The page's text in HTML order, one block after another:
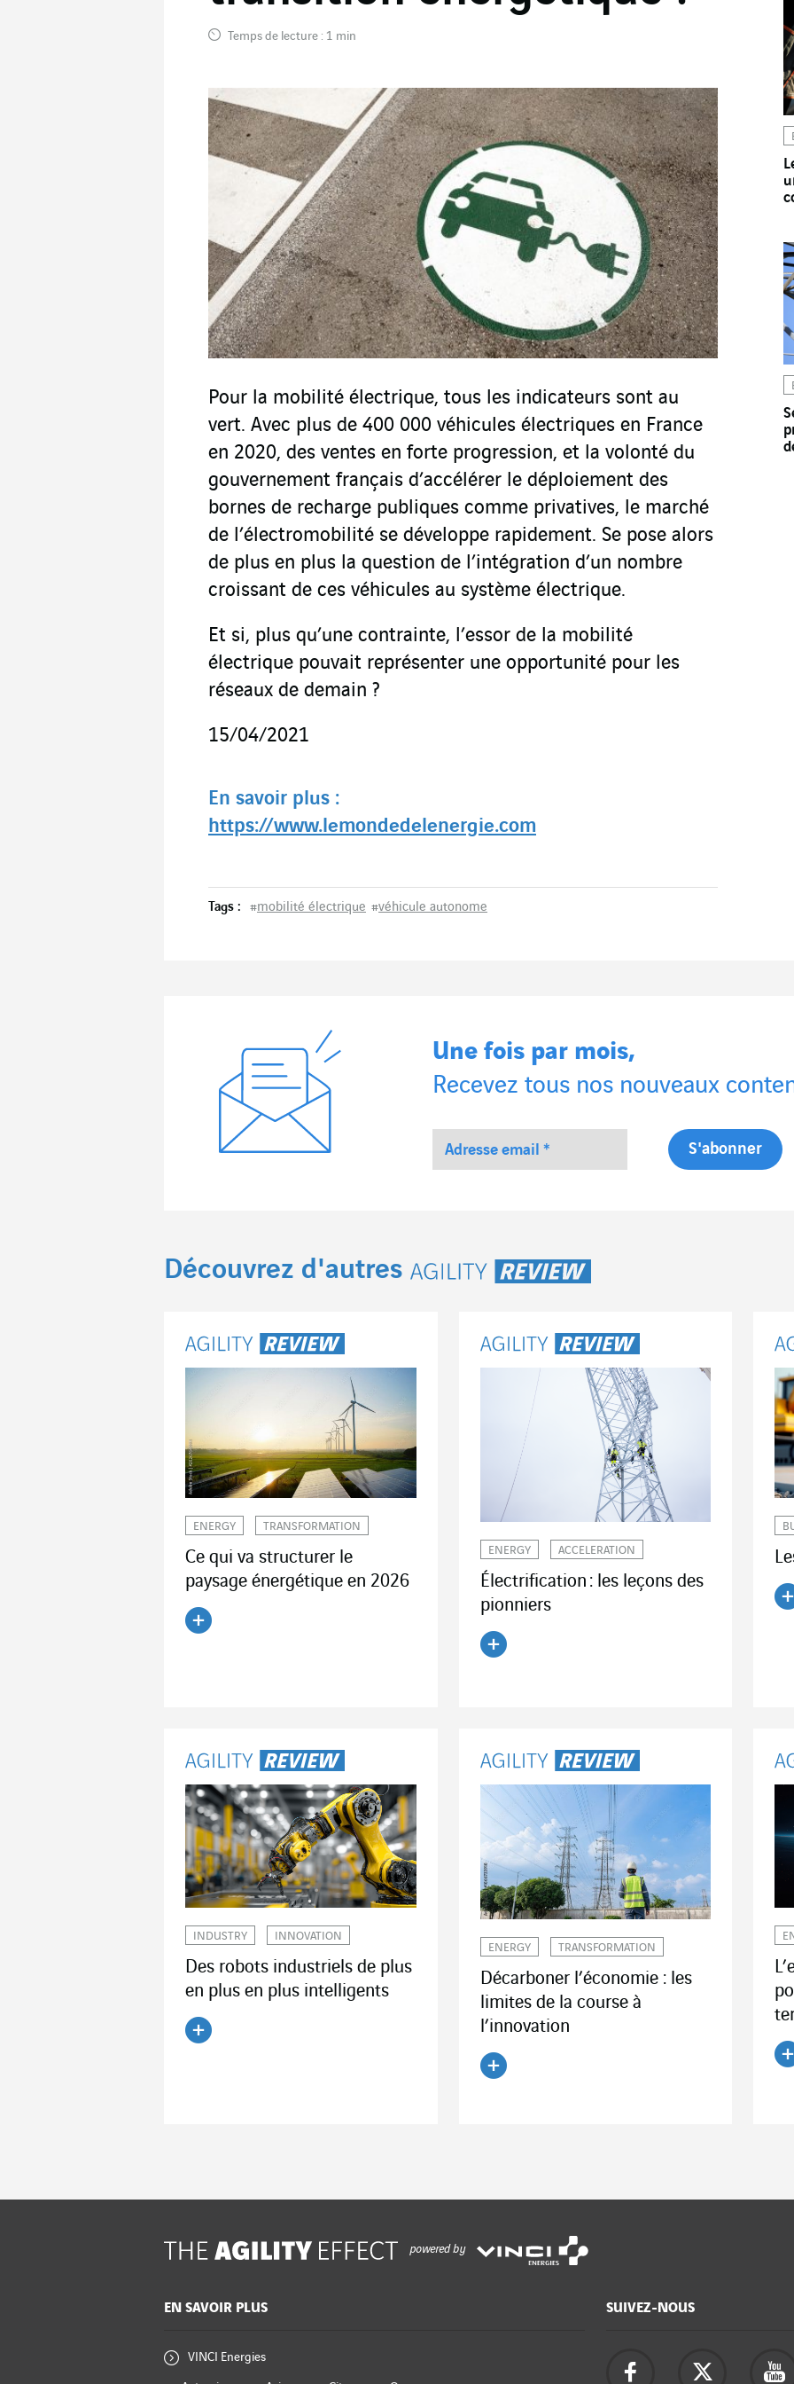
Temps de lecture : 1 min
Pour la mobilité électrique, tous les indicateurs sont au
vert. Avec plus de 400 000 véhicules électriques en France
en 2020, des ventes en forte progression, et la volonté du
gouvernement français d’accélérer le déploiement des
bornes de recharge publiques comme privatives, le marché
de l’électromobilité se développe rapidement. Se pose alors
de plus en plus la question de l’intégration d’un nombre
croissant de ces véhicules au système électrique.
Et si, plus qu’une contrainte, l’essor de la mobilité
électrique pouvait représenter une opportunité pour les
réseaux de demain ?
15/04/2021
En savoir plus :
https://www.lemondedelenergie.com
Tags : #mobilité électrique #véhicule autonome
Une fois par mois,
Recevez tous nos nouveaux
Découvrez d'autres
ENERGY TRANSFORMATION
Ce qui va structurer le
paysage énergétique en 2026
ENERGY ACCELERATION
Électrification : les leçons des
pionniers
INDUSTRY INNOVATION
Des robots industriels de plus
en plus en plus intelligents
ENERGY TRANSFORMATION
Décarboner l’économie : les
limites de la course à
l’innovation
powered by
EN SAVOIR PLUS
VINCI Energies
SUIVEZ-NOUS